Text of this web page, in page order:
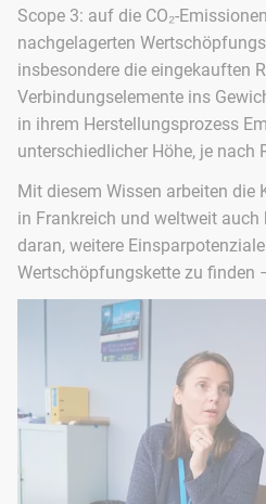
Scope 3: auf die CO₂-
nachgelagerten
insbesondere die eingekauften
Verbindungselemente ins
in ihrem Herstellungsprozess
unterschiedlicher Höhe, je nach
Mit diesem Wissen arbeiten die
in Frankreich und weltweit
daran, weitere
Wertschöpfungskette zu finden